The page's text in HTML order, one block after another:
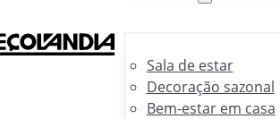
Sala de estar
Decoração sazonal
Bem-estar em casa